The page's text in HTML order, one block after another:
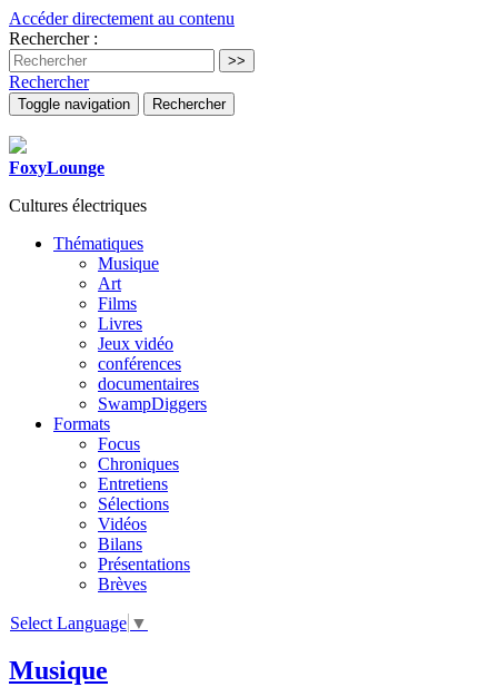
Accéder directement au contenu
Rechercher :
Rechercher
Toggle navigation Rechercher
FoxyLounge
Cultures électriques
Thématiques
Musique
Art
Films
Livres
Jeux vidéo
conférences
documentaires
SwampDiggers
Formats
Focus
Chroniques
Entretiens
Sélections
Vidéos
Bilans
Présentations
Brèves
Select Language ▼
Musique